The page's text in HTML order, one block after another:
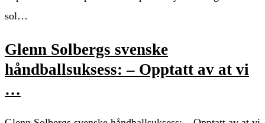
sol…
Glenn Solbergs svenske
håndballsuksess: – Opptatt av at vi
…